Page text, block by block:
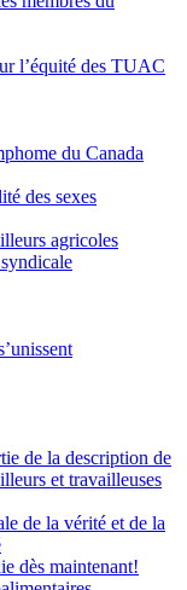
l’équité des TUAC
du Canada
des sexes
agricoles
de la description de
et travailleuses
de la vérité et de la
dès maintenant!